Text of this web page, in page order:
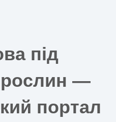
під
рослин —
портал